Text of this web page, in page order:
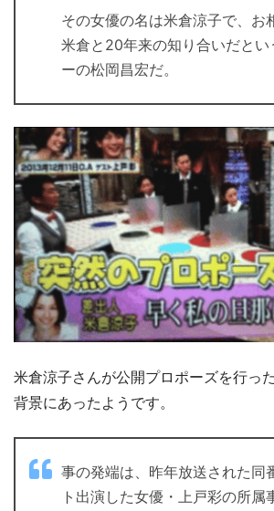
その女優の名は米倉涼子で、お
米倉と20年来の知り合いだとい
ーの松岡昌宏だ。
米倉涼子さんが公開プロポーズを行っ
背景にあったようです。
事の発端は、昨年放送された同
ト出演した女優・上戸彩の所属